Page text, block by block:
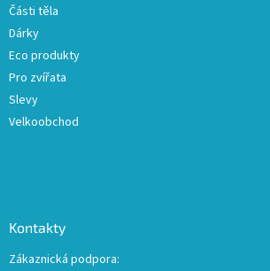
Části těla
Dárky
Eco produkty
Pro zvířata
Slevy
Velkoobchod
Kontakty
Zákaznická podpora: